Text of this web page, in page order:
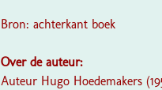
Bron: achterkant boek
Over de auteur:
Auteur Hugo Hoedemakers